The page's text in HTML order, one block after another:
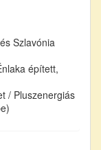
Szlavónia
épített,
/ Pluszenergiás